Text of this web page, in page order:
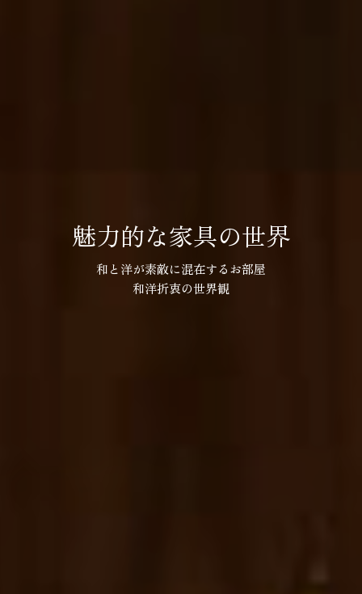
魅力的な家具の世界
和と洋が素敵に混在するお部屋
和洋折衷の世界観